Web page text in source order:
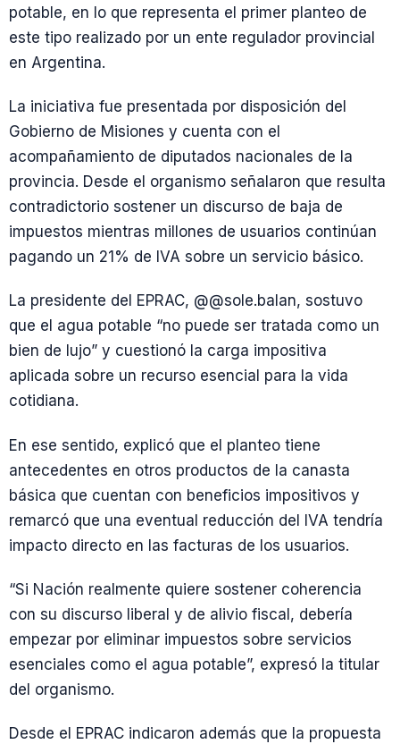
potable, en lo que representa el primer planteo de
este tipo realizado por un ente regulador provincial
en Argentina.
La iniciativa fue presentada por disposición del
Gobierno de Misiones y cuenta con el
acompañamiento de diputados nacionales de la
provincia. Desde el organismo señalaron que resulta
contradictorio sostener un discurso de baja de
impuestos mientras millones de usuarios continúan
pagando un 21% de IVA sobre un servicio básico.
La presidente del EPRAC, @@sole.balan, sostuvo
que el agua potable “no puede ser tratada como un
bien de lujo” y cuestionó la carga impositiva
aplicada sobre un recurso esencial para la vida
cotidiana.
En ese sentido, explicó que el planteo tiene
antecedentes en otros productos de la canasta
básica que cuentan con beneficios impositivos y
remarcó que una eventual reducción del IVA tendría
impacto directo en las facturas de los usuarios.
“Si Nación realmente quiere sostener coherencia
con su discurso liberal y de alivio fiscal, debería
empezar por eliminar impuestos sobre servicios
esenciales como el agua potable”, expresó la titular
del organismo.
Desde el EPRAC indicaron además que la propuesta